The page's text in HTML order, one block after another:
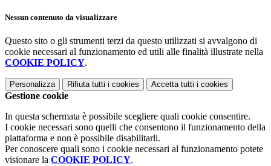
Nessun contenuto da visualizzare
Questo sito o gli strumenti terzi da questo utilizzati si avvalgono di
cookie necessari al funzionamento ed utili alle finalità illustrate nella
COOKIE POLICY.
Personalizza Rifiuta tutti i cookies Accetta tutti i cookies
Gestione cookie
In questa schermata è possibile scegliere quali cookie consentire.
I cookie necessari sono quelli che consentono il funzionamento della
piattaforma e non è possibile disabilitarli.
Per conoscere quali sono i cookie necessari al funzionamento potete
visionare la COOKIE POLICY.